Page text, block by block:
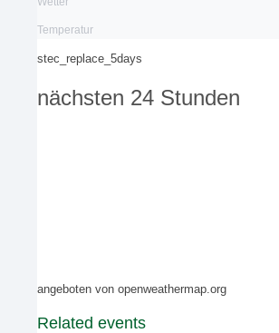
Temperatur
stec_replace_5days
nächsten 24 Stunden
angeboten von openweathermap.org
Related events